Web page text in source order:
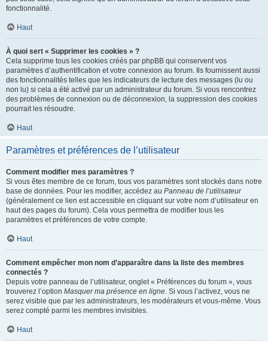
fonctionnalité.
Haut
À quoi sert « Supprimer les cookies » ?
Cela supprime tous les cookies créés par phpBB qui conservent vos
paramètres d’authentification et votre connexion au forum. Ils fournissent aussi
des fonctionnalités telles que les indicateurs de lecture des messages (lu ou
non lu) si cela a été activé par un administrateur du forum. Si vous rencontrez
des problèmes de connexion ou de déconnexion, la suppression des cookies
pourrait les résoudre.
Haut
Paramètres et préférences de l’utilisateur
Comment modifier mes paramètres ?
Si vous êtes membre de ce forum, tous vos paramètres sont stockés dans notre
base de données. Pour les modifier, accédez au Panneau de l’utilisateur
(généralement ce lien est accessible en cliquant sur votre nom d’utilisateur en
haut des pages du forum). Cela vous permettra de modifier tous les
paramètres et préférences de votre compte.
Haut
Comment empêcher mon nom d’apparaître dans la liste des membres
connectés ?
Depuis votre panneau de l’utilisateur, onglet « Préférences du forum », vous
trouverez l’option Masquer ma présence en ligne. Si vous l’activez, vous ne
serez visible que par les administrateurs, les modérateurs et vous-même. Vous
serez compté parmi les membres invisibles.
Haut